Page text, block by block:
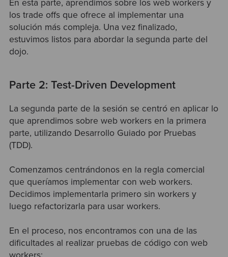
En esta parte, aprendimos sobre los web workers y
los trade offs que ofrece al implementar una
solución más compleja. Una vez finalizado,
estuvimos listos para abordar la segunda parte del
dojo.
Parte 2: Test-Driven Development
La segunda parte de la sesión se centró en aplicar lo
que aprendimos sobre web workers en la primera
parte, utilizando Desarrollo Guiado por Pruebas
(TDD).
Comenzamos centrándonos en la regla comercial
que queríamos implementar con web workers.
Decidimos implementarla primero sin workers y
luego refactorizarla para usar workers.
En el proceso, nos encontramos con una de las
dificultades al realizar pruebas de código con web